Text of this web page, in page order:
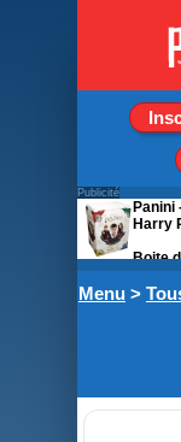
Menu >
Publicité
Panini
Harry
Boite